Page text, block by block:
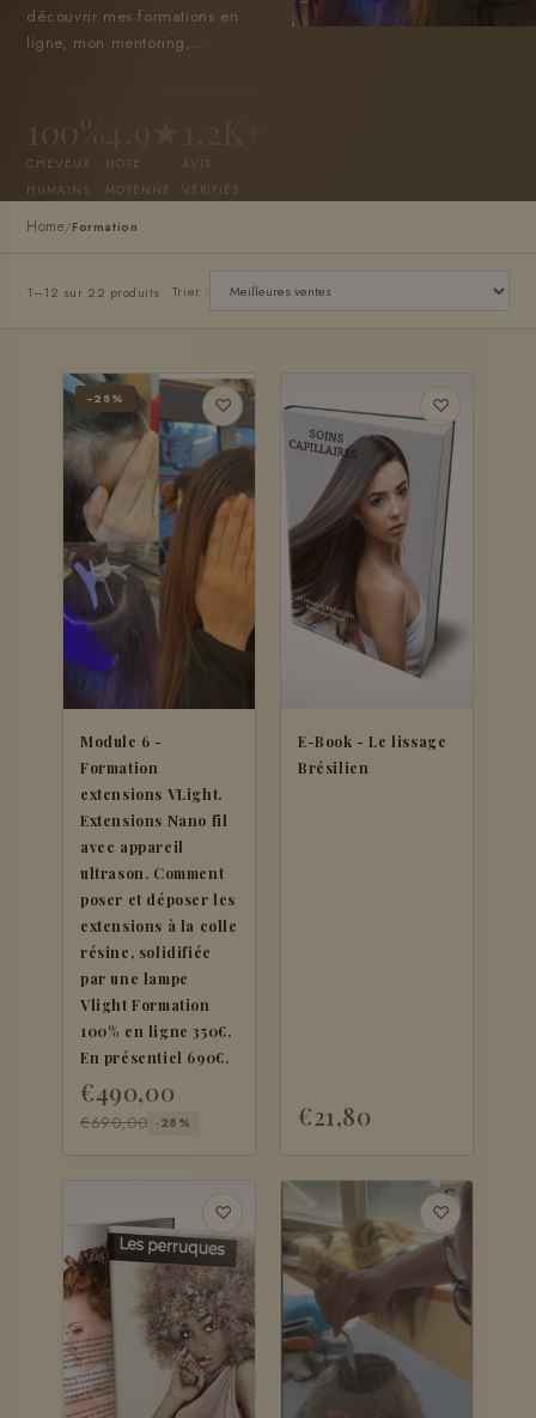
découvrir mes formations en
ligne, mon mentoring,...
CHEVEUX
HUMAINS
NOTE
MOYENNE
AVIS
VÉRIFIÉS
Home/Formation
1–12 sur 22 produits Trier :
♡
−28%
+ AJOUTER
Module 6 -
Formation
extensions VLight.
Extensions Nano fil
avec appareil
ultrason. Comment
poser et déposer les
extensions à la colle
résine, solidifiée
par une lampe
Vlight Formation
100% en ligne 350€.
En présentiel 690€.
€490,00
€690,00 -28%
♡
+ AJOUTER
E-Book - Le lissage
Brésilien
€21,80
♡ ♡